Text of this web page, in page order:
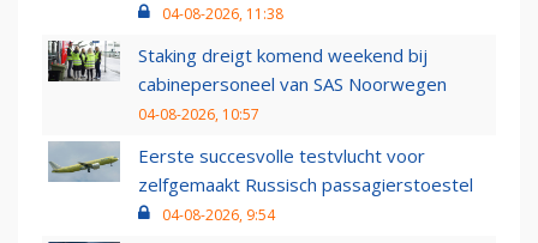
04-08-2026, 11:38
Staking dreigt komend weekend bij
cabinepersoneel van SAS Noorwegen
04-08-2026, 10:57
Eerste succesvolle testvlucht voor
zelfgemaakt Russisch passagierstoestel
04-08-2026, 9:54